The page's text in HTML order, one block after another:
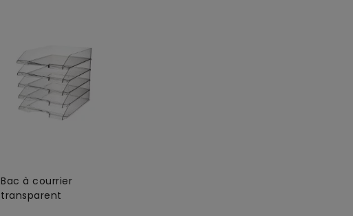
Bac à courrier
transparent